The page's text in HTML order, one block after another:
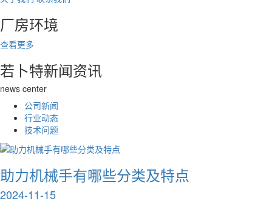
厂房环境
查看更多
若卜特新闻资讯
news center
公司新闻
行业动态
技术问题
助力机械手有哪些分类及特点
2024-11-15